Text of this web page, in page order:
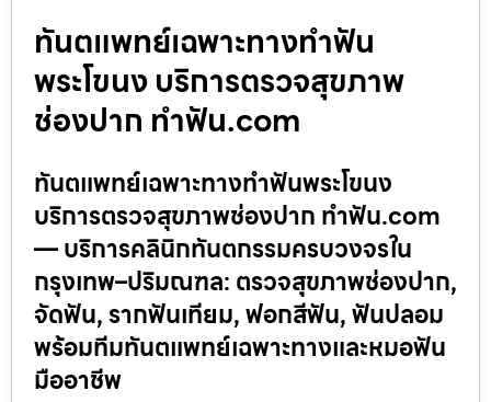
ทันตแพทย์เฉพาะทางทำฟัน
พระโขนง บริการตรวจสุขภาพ
ช่องปาก ทำฟัน.com
ทันตแพทย์เฉพาะทางทำฟันพระโขนง
บริการตรวจสุขภาพช่องปาก ทำฟัน.com
— บริการคลินิกทันตกรรมครบวงจรใน
กรุงเทพ–ปริมณฑล: ตรวจสุขภาพช่องปาก,
จัดฟัน, รากฟันเทียม, ฟอกสีฟัน, ฟันปลอม
พร้อมทีมทันตแพทย์เฉพาะทางและหมอฟัน
มืออาชีพ